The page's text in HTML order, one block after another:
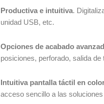
Productiva e intuitiva.
unidad USB, etc.
Opciones de acabado
posiciones, perforado, salida
Intuitiva pantalla táctil en
acceso sencillo a las